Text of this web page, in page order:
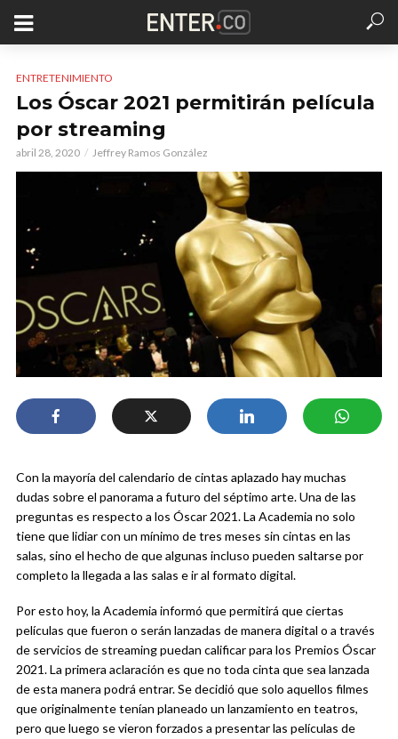
ENTRETENIMIENTO
Los Óscar 2021 permitirán película
por streaming
abril 28, 2020 Jeffrey Ramos González
Con la mayoría del calendario de cintas aplazado hay muchas
dudas sobre el panorama a futuro del séptimo arte. Una de las
preguntas es respecto a los Óscar 2021. La Academia no solo
tiene que lidiar con un mínimo de tres meses sin cintas en las
salas, sino el hecho de que algunas incluso pueden saltarse por
completo la llegada a las salas e ir al formato digital.
Por esto hoy, la Academia informó que permitirá que ciertas
películas que fueron o serán lanzadas de manera digital o a través
de servicios de streaming puedan calificar para los Premios Óscar
2021. La primera aclaración es que no toda cinta que sea lanzada
de esta manera podrá entrar. Se decidió que solo aquellos filmes
que originalmente tenían planeado un lanzamiento en teatros,
pero que luego se vieron forzados a presentar las películas de